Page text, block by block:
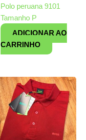
Polo peruana 9101
Tamanho P
ADICIONAR AO
CARRINHO